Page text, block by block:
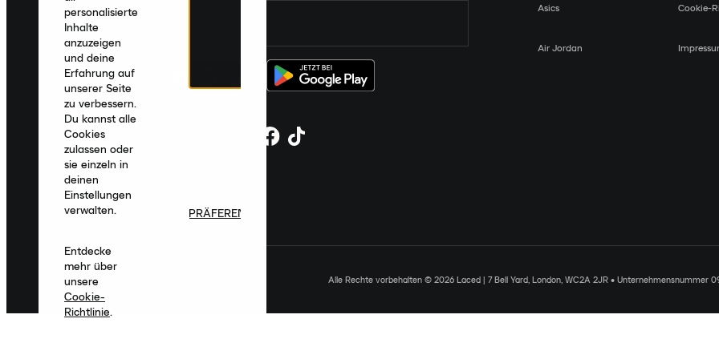
Asics
Air Jordan
Cookie-
Alle Rechte vorbehalten © 2026 Laced | 7 Bell Yard, London, WC2A 2JR • Unternehmensnummer
personalisierte
Inhalte
anzuzeigen
und deine
Erfahrung auf
unserer Seite
zu verbessern.
Du kannst alle
Cookies
zulassen oder
sie einzeln in
deinen
Einstellungen
verwalten.
Entdecke
mehr über
unsere
Cookie-
Richtlinie.
PRÄFERENZEN